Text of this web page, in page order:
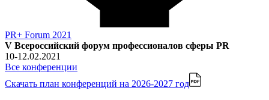
PR+ Forum 2021
V Всероссийский форум профессионалов сферы PR
10-12.02.2021
Все конференции
Скачать план конференций на 2026-2027 год